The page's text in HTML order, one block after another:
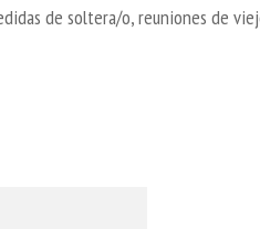
de soltera/o, reuniones de